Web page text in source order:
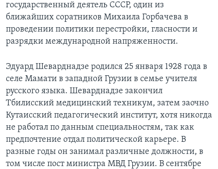
государственный деятель СССР, один из
ближайших соратников Михаила Горбачева в
проведении политики перестройки, гласности и
разрядки международной напряженности.
Эдуард Шеварднадзе родился 25 января 1928 года в
селе Мамати в западной Грузии в семье учителя
русского языка. Шеварднадзе закончил
Тбилисский медицинский техникум, затем заочно
Кутаисский педагогический институт, хотя никогда
не работал по данным специальностям, так как
предпочтение отдал политической карьере. В
разные годы он занимал различные должности, в
том числе пост министра МВД Грузии. В сентябре